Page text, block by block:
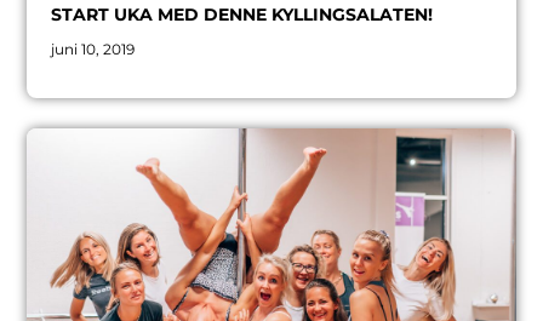
START UKA MED DENNE KYLLINGSALATEN!
juni 10, 2019